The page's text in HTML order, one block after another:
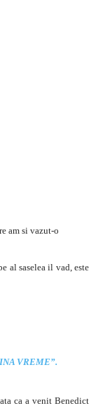
am si vazut-o
al saselea il vad, este
VREME”.
ca a venit Benedict